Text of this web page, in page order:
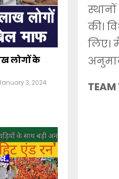
की।
लिए।
लोगों के
3, 2024